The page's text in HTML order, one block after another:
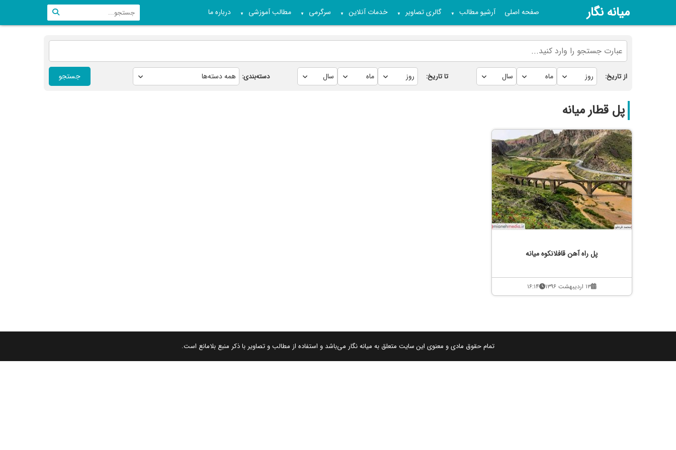
میانه نگار صفحه اصلی آرشیو مطالب ▼ گالری تصاویر ▼ خدمات آنلاین ▼ سرگرمی ▼ مطالب آموزشی ▼ درباره ما
از تاریخ: تا تاریخ: دسته‌بندی: جستجو
پل قطار میانه
پل راه آهن قافلانکوه میانه
۱۳ اردیبهشت ۱۳۹۶ ۱۶:۱۴
تمام حقوق مادی و معنوی این سایت متعلق به میانه نگار می‌باشد و استفاده از مطالب و تصاویر با ذکر منبع بلامانع است.